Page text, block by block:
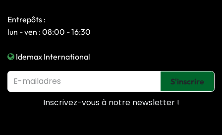
Entrepôts :
lun - ven : 08:00 - 16:30
Idemax International
S'inscrire
Inscrivez-vous à notre newsletter !